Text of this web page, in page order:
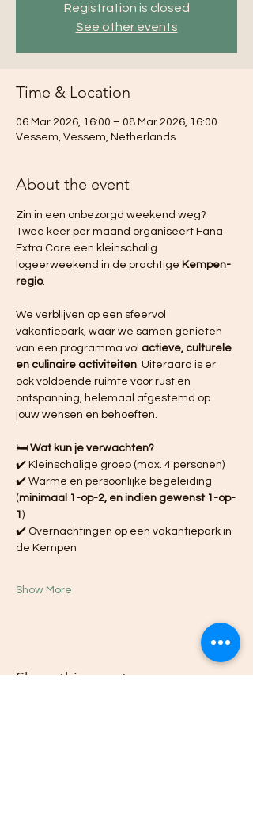
Registration is closed
See other events
Time & Location
06 Mar 2026, 16:00 – 08 Mar 2026, 16:00
Vessem, Vessem, Netherlands
About the event
Zin in een onbezorgd weekend weg?
Twee keer per maand organiseert Fana
Extra Care een kleinschalig
logeerweekend in de prachtige Kempen-
regio.
We verblijven op een sfeervol
vakantiepark, waar we samen genieten
van een programma vol actieve, culturele
en culinaire activiteiten. Uiteraard is er
ook voldoende ruimte voor rust en
ontspanning, helemaal afgestemd op
jouw wensen en behoeften.
🛏️ Wat kun je verwachten?
✔️ Kleinschalige groep (max. 4 personen)
✔️ Warme en persoonlijke begeleiding
(minimaal 1-op-2, en indien gewenst 1-op-
1 )
✔️ Overnachtingen op een vakantiepark in
de Kempen
Show More
Share this event